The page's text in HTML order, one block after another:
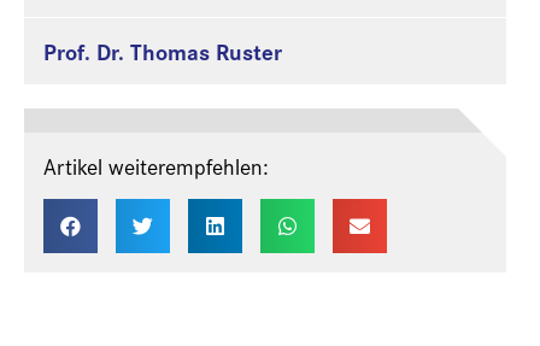
Prof. Dr. Thomas Ruster
Artikel weiterempfehlen: